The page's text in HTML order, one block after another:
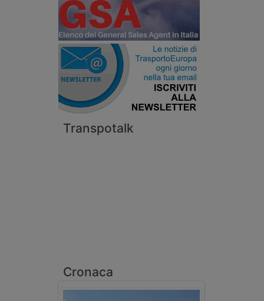
Transpotalk
Cronaca